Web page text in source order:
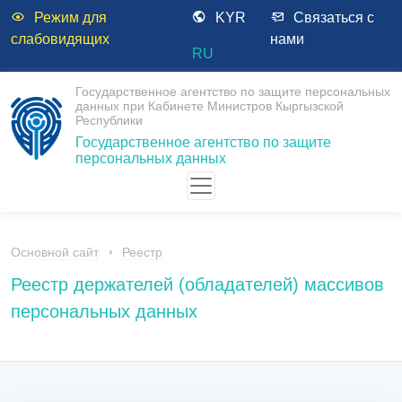
Режим для
слабовидящих
KYR
RU
Связаться с
нами
Государственное агентство по защите персональных
данных при Кабинете Министров Кыргызской
Республики
Государственное агентство по защите
персональных данных
Основной сайт Реестр
Реестр держателей (обладателей) массивов
персональных данных